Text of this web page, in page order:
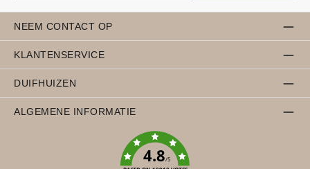
NEEM CONTACT OP
KLANTENSERVICE
DUIFHUIZEN
ALGEMENE INFORMATIE
4.8/5